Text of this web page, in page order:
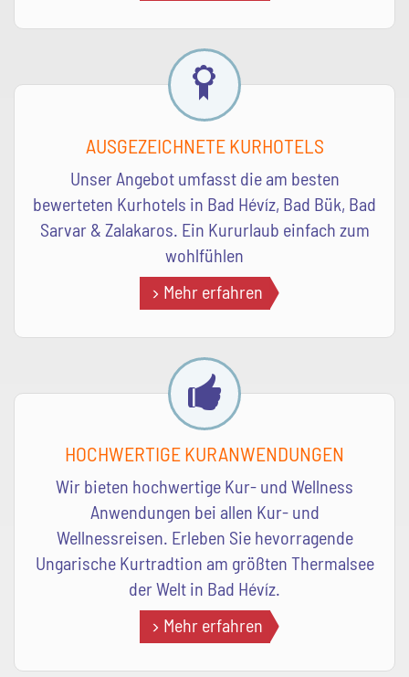
AUSGEZEICHNETE KURHOTELS
Unser Angebot umfasst die am besten
bewerteten Kurhotels in Bad Hévíz, Bad Bük, Bad
Sarvar & Zalakaros. Ein Kururlaub einfach zum
wohlfühlen
Mehr erfahren
HOCHWERTIGE KURANWENDUNGEN
Wir bieten hochwertige Kur- und Wellness
Anwendungen bei allen Kur- und
Wellnessreisen. Erleben Sie hevorragende
Ungarische Kurtradtion am größten Thermalsee
der Welt in Bad Hévíz.
Mehr erfahren